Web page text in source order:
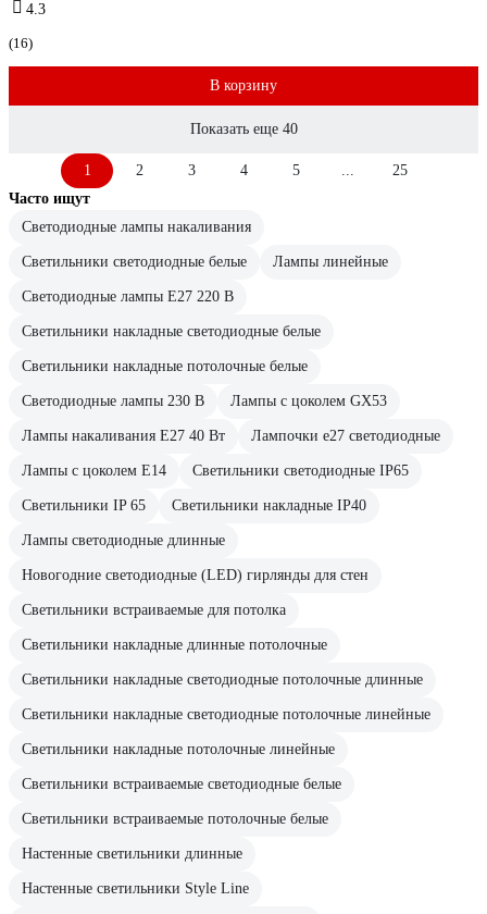
4.3
(16)
В корзину
Показать еще 40
1 2 3 4 5 ...
25
Часто ищут
Светодиодные лампы накаливания
Светильники светодиодные белые Лампы линейные
Светодиодные лампы E27 220 В
Светильники накладные светодиодные белые
Светильники накладные потолочные белые
Светодиодные лампы 230 В Лампы с цоколем GX53
Лампы накаливания E27 40 Вт Лампочки е27 светодиодные
Лампы с цоколем Е14 Светильники светодиодные IP65
Светильники IP 65 Светильники накладные IP40
Лампы светодиодные длинные
Новогодние светодиодные (LED) гирлянды для стен
Светильники встраиваемые для потолка
Светильники накладные длинные потолочные
Светильники накладные светодиодные потолочные длинные
Светильники накладные светодиодные потолочные линейные
Светильники накладные потолочные линейные
Светильники встраиваемые светодиодные белые
Светильники встраиваемые потолочные белые
Настенные светильники длинные
Настенные светильники Style Line